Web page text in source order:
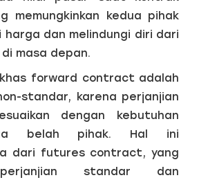
memungkinkan kedua pihak
harga dan melindungi diri dari
masa depan.
forward contract adalah
standar, karena perjanjian
dengan kebutuhan
belah pihak. Hal ini
dari futures contract, yang
standar dan